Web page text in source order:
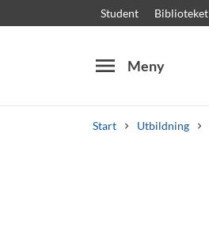
Student Biblioteket
menu Meny
Start Utbildning